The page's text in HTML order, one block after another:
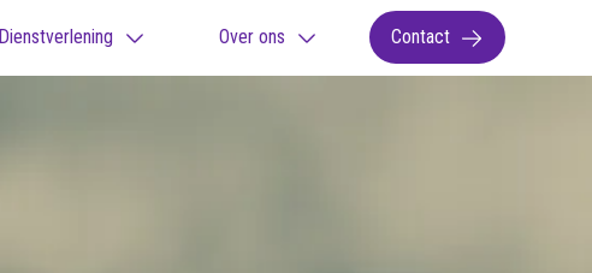
Dienstverlening Over ons Contact